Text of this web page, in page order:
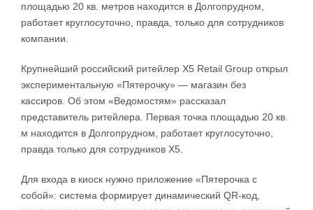
площадью 20 кв. метров находится в Долгопрудном,
работает круглосуточно, правда, только для сотрудников
компании.
Крупнейший российский ритейлер X5 Retail Group открыл
экспериментальную «Пятерочку» — магазин без
кассиров. Об этом «Ведомостям» рассказал
представитель ритейлера. Первая точка площадью 20 кв.
м находится в Долгопрудном, работает круглосуточно,
правда только для сотрудников X5.
Для входа в киоск нужно приложение «Пятерочка с
собой»: система формирует динамический QR-код,